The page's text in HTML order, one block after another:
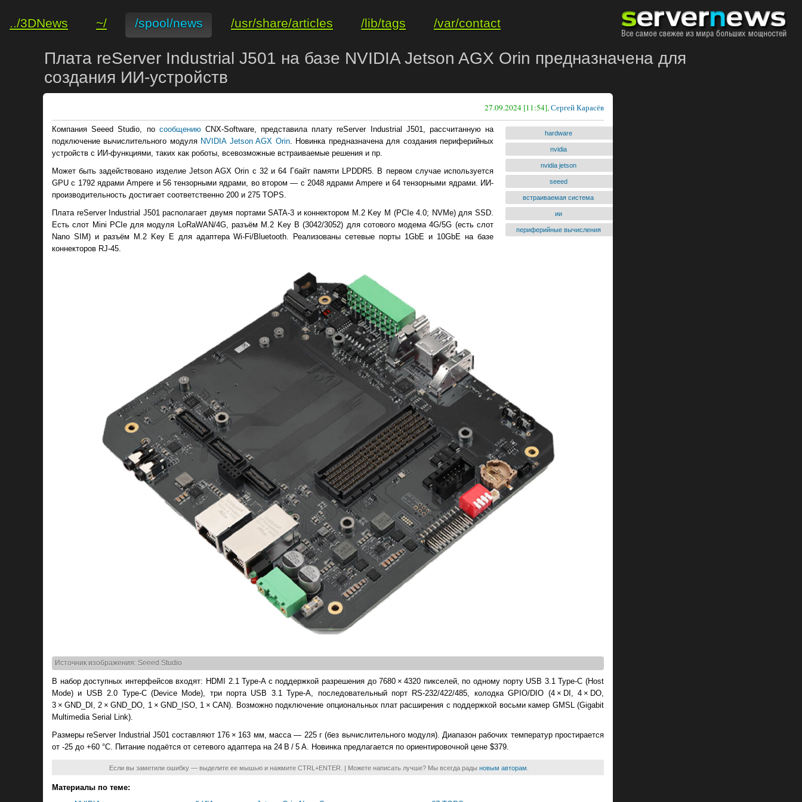
../3DNews ~/ /spool/news /usr/share/articles /lib/tags /var/contact
Плата reServer Industrial J501 на базе NVIDIA Jetson AGX Orin предназначена для
создания ИИ-устройств
27.09.2024 [11:54],Сергей Карасёв
hardware
nvidia
nvidia jetson
seeed
встраиваемая система
ии
периферийные вычисления
Компания Seeed Studio, по сообщениюCNX-Software, представила плату reServer Industrial J501, рассчитанную на
подключение вычислительного модуля NVIDIA Jetson AGX Orin. Новинка предназначена для создания периферийных
устройств с ИИ-функциями, таких как роботы, всевозможные встраиваемые решения и пр.
Может быть задействовано изделие Jetson AGX Orin с 32 и 64 Гбайт памяти LPDDR5. В первом случае используется
GPU с 1792 ядрами Ampere и 56 тензорными ядрами, во втором — с 2048 ядрами Ampere и 64 тензорными ядрами. ИИ-
производительность достигает соответственно 200 и 275 TOPS.
Плата reServer Industrial J501 располагает двумя портами SATA-3 и коннектором M.2 Key M (PCIe 4.0; NVMe) для SSD.
Есть слот Mini PCIe для модуля LoRaWAN/4G, разъём M.2 Key B (3042/3052) для сотового модема 4G/5G (есть слот
Nano SIM) и разъём M.2 Key E для адаптера Wi-Fi/Bluetooth. Реализованы сетевые порты 1GbE и 10GbE на базе
коннекторов RJ-45.
Источник изображения: Seeed Studio
В набор доступных интерфейсов входят: HDMI 2.1 Type-A с поддержкой разрешения до 7680 × 4320 пикселей, по одному порту USB 3.1 Type-C (Host
Mode) и USB 2.0 Type-C (Device Mode), три порта USB 3.1 Type-A, последовательный порт RS-232/422/485, колодка GPIO/DIO (4 × DI, 4 × DO,
3 × GND_DI, 2 × GND_DO, 1 × GND_ISO, 1 × CAN). Возможно подключение опциональных плат расширения с поддержкой восьми камер GMSL (Gigabit
Multimedia Serial Link).
Размеры reServer Industrial J501 составляют 176 × 163 мм, масса — 225 г (без вычислительного модуля). Диапазон рабочих температур простирается
от -25 до +60 °C. Питание подаётся от сетевого адаптера на 24 В / 5 A. Новинка предлагается по ориентировочной цене $379.
Если вы заметили ошибку — выделите ее мышью и нажмите CTRL+ENTER. | Можете написать лучше? Мы всегда рады новым авторам
Материалы по теме: